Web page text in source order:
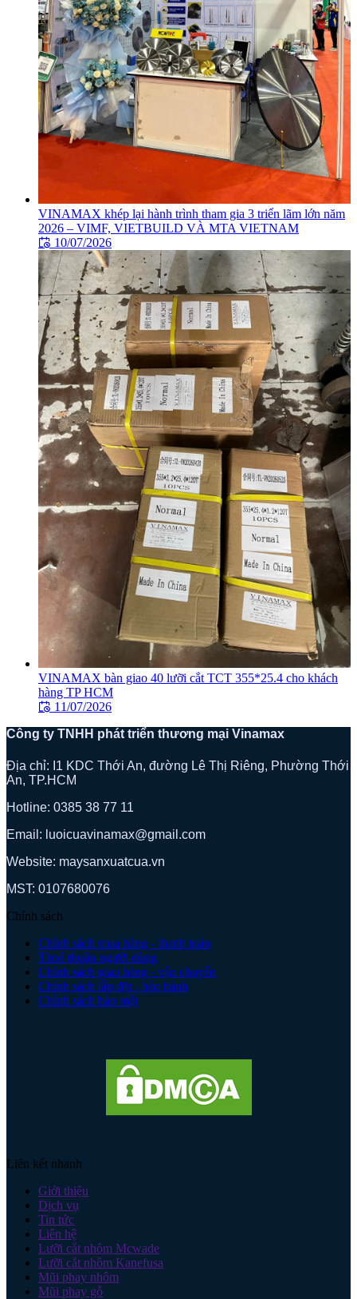
VINAMAX khép lại hành trình tham gia 3 triển lãm lớn năm
2026 – VIMF, VIETBUILD VÀ MTA VIETNAM
10/07/2026
VINAMAX bàn giao 40 lưỡi cắt TCT 355*25.4 cho khách
hàng TP HCM
11/07/2026
Công ty TNHH phát triển thương mại Vinamax
Địa chỉ: I1 KDC Thới An, đường Lê Thị Riêng, Phường Thới
An, TP.HCM
Hotline: 0385 38 77 11
Email: luoicuavinamax@gmail.com
Website: maysanxuatcua.vn
MST: 0107680076
Chính sách
Chính sách mua hàng - thanh toán
Thoả thuận người dùng
Chính sách giao hàng - vận chuyển
Chính sách lắp đặt - bảo hành
Chính sách bảo mật
Liên kết nhanh
Giới thiệu
Dịch vụ
Tin tức
Liên hệ
Lưỡi cắt nhôm Mcwade
Lưỡi cắt nhôm Kanefusa
Mũi phay nhôm
Mũi phay gỗ